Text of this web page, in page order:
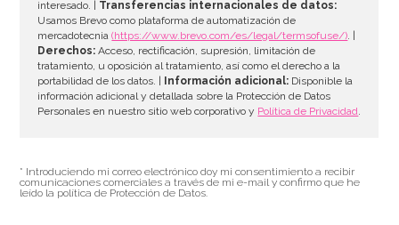
AÑADIR
interesado. | Transferencias internacionales de datos:
Usamos Brevo como plataforma de automatización de
mercadotecnia(https://www.brevo.com/es/legal/termsofuse/). |
Derechos: Acceso, rectificación, supresión, limitación de
tratamiento, u oposición al tratamiento, así como el derecho a la
portabilidad de los datos. |
Información adicional: Disponible la
información adicional y detallada sobre la Protección de Datos
Personales en nuestro sitio web corporativo y Política de Privacidad.
* Introduciendo mi correo electrónico doy mi consentimiento a recibir
comunicaciones comerciales a través de mi e-mail y confirmo que he
leído la política de Protección de Datos.